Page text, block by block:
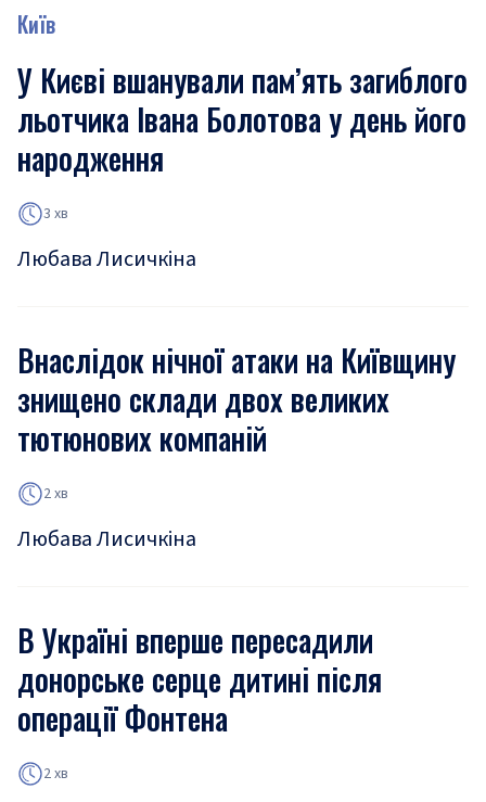
Київ
У Києві вшанували пам’ять загиблого
льотчика Івана Болотова у день його
народження
3 хв
Любава Лисичкіна
Внаслідок нічної атаки на Київщину
знищено склади двох великих
тютюнових компаній
2 хв
Любава Лисичкіна
В Україні вперше пересадили
донорське серце дитині після
операції Фонтена
2 хв